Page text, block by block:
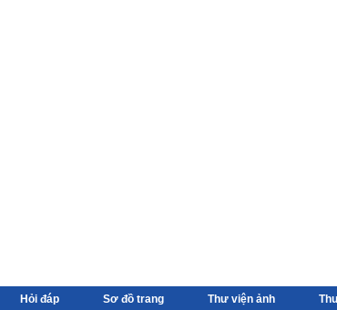
Hỏi đáp Sơ đồ trang Thư viện ảnh